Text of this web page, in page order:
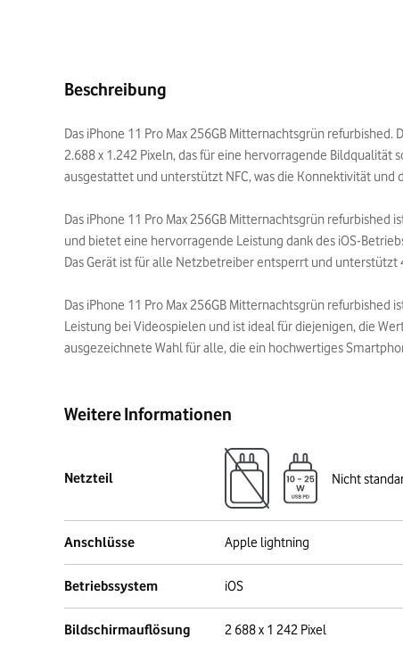
Beschreibung
Das iPhone 11 Pro Max 256GB Mitternachtsgrün
2.688 x 1.242 Pixeln, das für eine hervorragende
ausgestattet und unterstützt NFC, was die Konnektivität und
Das iPhone 11 Pro Max 256GB Mitternachtsgrün
und bietet eine hervorragende Leistung dank des iOS-
Das Gerät ist für alle Netzbetreiber entsperrt und unterstützt
Das iPhone 11 Pro Max 256GB Mitternachtsgrün
Leistung bei Videospielen und ist ideal für diejenigen, die
ausgezeichnete Wahl für alle, die ein hochwertiges
Weitere Informationen
Netzteil Nicht
Anschlüsse Apple lightning
Betriebssystem iOS
Bildschirmauflösung 2 688 x 1 242 Pixel